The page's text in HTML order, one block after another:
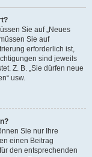
Sie auf „Neues
Sie auf
erforderlich ist,
sind jeweils
Z. B. „Sie dürfen neue
usw.
Sie nur Ihre
einen Beitrag
den entsprechenden